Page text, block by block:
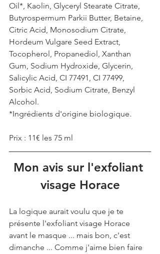
Oil*, Kaolin, Glyceryl Stearate Citrate,
Butyrospermum Parkii Butter, Betaine,
Citric Acid, Monosodium Citrate,
Hordeum Vulgare Seed Extract,
Tocopherol, Propanediol, Xanthan
Gum, Sodium Hydroxide, Glycerin,
Salicylic Acid, CI 77491, CI 77499,
Sorbic Acid, Sodium Citrate, Benzyl
Alcohol.
*Ingrédients d'origine biologique.
Prix : 11€ les 75 ml
Mon avis sur l'exfoliant
visage Horace
La logique aurait voulu que je te
présente l'exfoliant visage Horace
avant le masque ... mais bon, c'est
dimanche ... Comme j'aime bien faire